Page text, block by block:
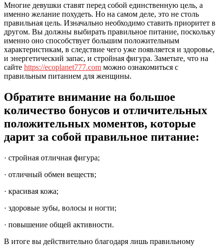
Многие девушки ставят перед собой единственную цель, а
именно желание похудеть. Но на самом деле, это не столь
правильная цель. Изначально необходимо ставить приоритет в
другом. Вы должны выбирать правильное питание, поскольку
именно оно способствует большим положительным
характеристикам, в следствие чего уже появляется и здоровье,
и энергетический запас, и стройная фигура. Заметьте, что на
сайте https://ecoplanet777.com можно ознакомиться с
правильным питанием для женщины.
Обратите внимание на большое
количество бонусов и отличительных
положительных моментов, которые
дарит за собой правильное питание:
· стройная отличная фигура;
· отличный обмен веществ;
· красивая кожа;
· здоровые зубы, волосы и ногти;
· повышение общей активности.
В итоге вы действительно благодаря лишь правильному